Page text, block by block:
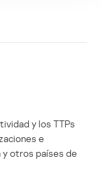
y los TTPs
e
y otros países de